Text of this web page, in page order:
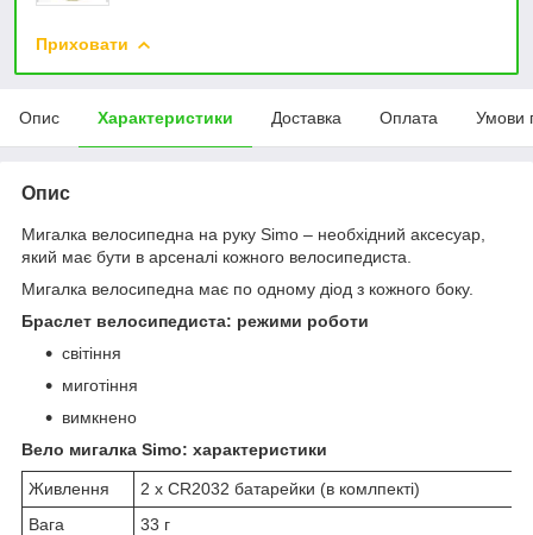
Приховати
Опис Характеристики Доставка Оплата Умови
Опис
Мигалка велосипедна на руку Simo – необхідний аксесуар,
який має бути в арсеналі кожного велосипедиста.
Мигалка велосипедна має по одному діод з кожного боку.
Браслет велосипедиста: режими роботи
світіння
миготіння
вимкнено
Вело мигалка Simo: характеристики
Живлення
2 х CR2032 батарейки (в комлпекті)
Вага
33 г